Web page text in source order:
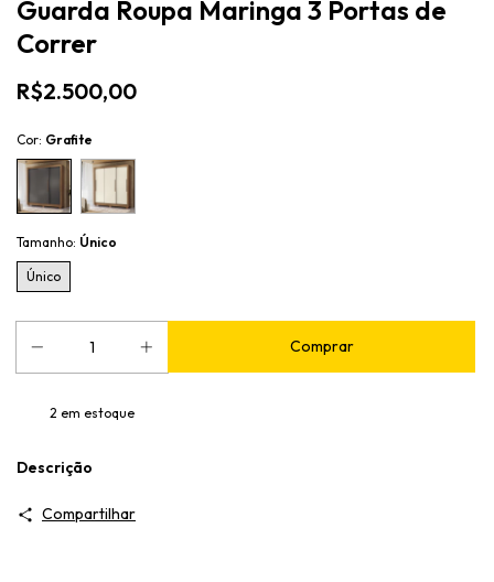
Guarda Roupa Maringa 3 Portas de
Correr
R$2.500,00
Cor: Grafite
Tamanho: Único
Único
2 em estoque
Descrição
Compartilhar